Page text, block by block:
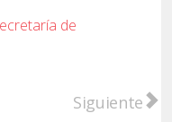
de
Lorenzo celebró la
Artículo
Siguiente